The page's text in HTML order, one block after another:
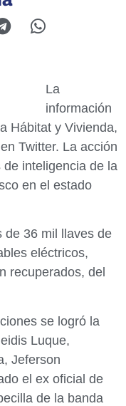
La
información
Hábitat y Vivienda,
Twitter. La acción
inteligencia de la
en el estado
de 36 mil llaves de
eléctricos,
recuperados, del
se logró la
Luque,
Jeferson
el ex oficial de
de la banda